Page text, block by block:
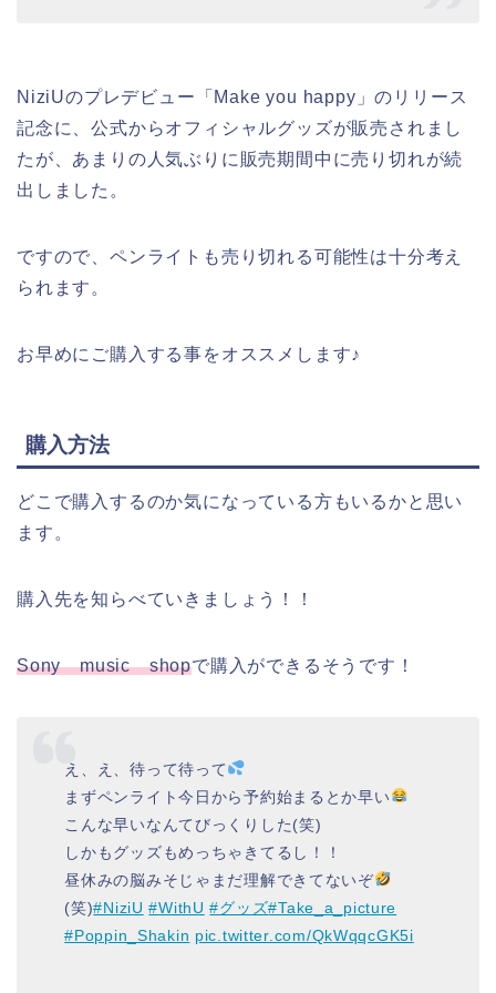
NiziUのプレデビュー「Make you happy」のリリース
記念に、公式からオフィシャルグッズが販売されまし
たが、あまりの人気ぶりに販売期間中に売り切れが続
出しました。
ですので、ペンライトも売り切れる可能性は十分考え
られます。
お早めにご購入する事をオススメします♪
購入方法
どこで購入するのか気になっている方もいるかと思い
ます。
購入先を知らべていきましょう！！
Sony music shopで購入ができるそうです！
え、え、待って待って
まずペンライト今日から予約始まるとか早い
こんな早いなんてびっくりした(笑)
しかもグッズもめっちゃきてるし！！
昼休みの脳みそじゃまだ理解できてないぞ
(笑)#NiziU #WithU #グッズ#Take_a_picture
#Poppin_Shakin pic.twitter.com/QkWqqcGK5i